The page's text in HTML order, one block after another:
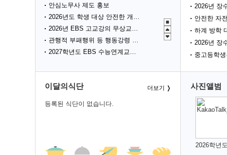
2027학년도 EBS 수능연계교재 정오표 안내
관행적 부패행위 등 행동강령 위반 집중신고기간 운영
2026년 EBS 고교강의 무상교재 지원 사업 안내(2학기 2차)
2026년도 학생 대상 안전한 개인정보보호 사례 공모전
안심노무사 제도 홍보
폭염시 노동자 온열질환 예방수칙
2026년 장
안전한 자
하계 방학
2026년 장
중고등학
사진앨범
이달의식단 더보기
등록된 식단이 없습니다.